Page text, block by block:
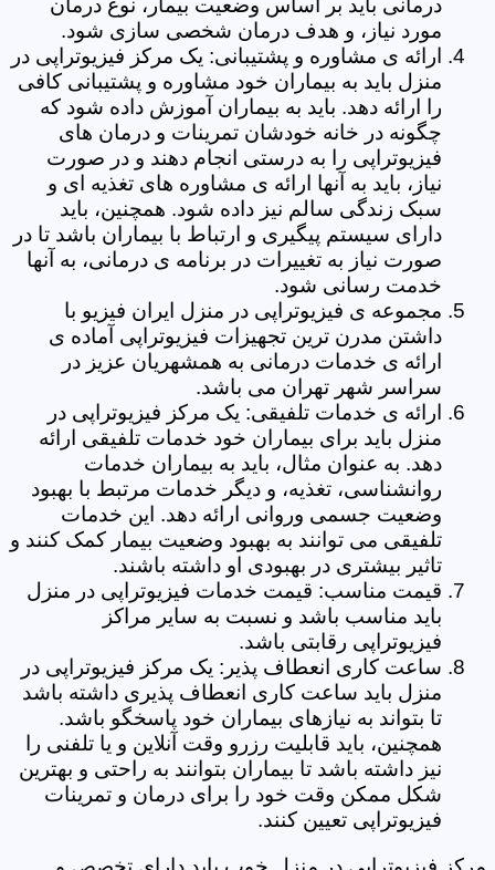
درمانی باید بر اساس وضعیت بیمار، نوع درمان
مورد نیاز، و هدف درمان شخصی سازی شود.
ارائه ی مشاوره و پشتیبانی: یک مرکز فیزیوتراپی در
منزل باید به بیماران خود مشاوره و پشتیبانی کافی
را ارائه دهد. باید به بیماران آموزش داده شود که
چگونه در خانه خودشان تمرینات و درمان های
فیزیوتراپی را به درستی انجام دهند و در صورت
نیاز، باید به آنها ارائه ی مشاوره های تغذیه ای و
سبک زندگی سالم نیز داده شود. همچنین، باید
دارای سیستم پیگیری و ارتباط با بیماران باشد تا در
صورت نیاز به تغییرات در برنامه ی درمانی، به آنها
خدمت رسانی شود.
مجموعه ی فیزیوتراپی در منزل ایران فیزیو با
داشتن مدرن ترین تجهیزات فیزیوتراپی آماده ی
ارائه ی خدمات درمانی به همشهریان عزیز در
سراسر شهر تهران می باشد.
ارائه ی خدمات تلفیقی: یک مرکز فیزیوتراپی در
منزل باید برای بیماران خود خدمات تلفیقی ارائه
دهد. به عنوان مثال، باید به بیماران خدمات
روانشناسی، تغذیه، و دیگر خدمات مرتبط با بهبود
وضعیت جسمی وروانی ارائه دهد. این خدمات
تلفیقی می توانند به بهبود وضعیت بیمار کمک کنند و
تاثیر بیشتری در بهبودی او داشته باشند.
قیمت مناسب: قیمت خدمات فیزیوتراپی در منزل
باید مناسب باشد و نسبت به سایر مراکز
فیزیوتراپی رقابتی باشد.
ساعت کاری انعطاف پذیر: یک مرکز فیزیوتراپی در
منزل باید ساعت کاری انعطاف پذیری داشته باشد
تا بتواند به نیازهای بیماران خود پاسخگو باشد.
همچنین، باید قابلیت رزرو وقت آنلاین و یا تلفنی را
نیز داشته باشد تا بیماران بتوانند به راحتی و بهترین
شکل ممکن وقت خود را برای درمان و تمرینات
فیزیوتراپی تعیین کنند.